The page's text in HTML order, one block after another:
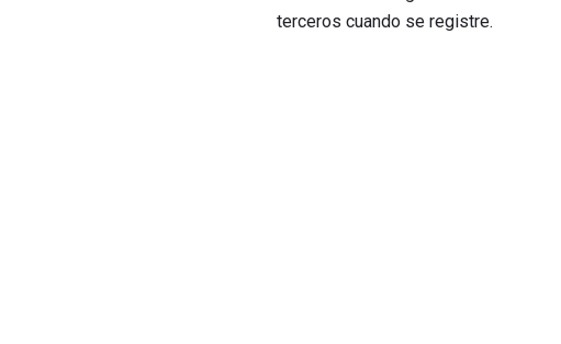
terceros cuando se registre.